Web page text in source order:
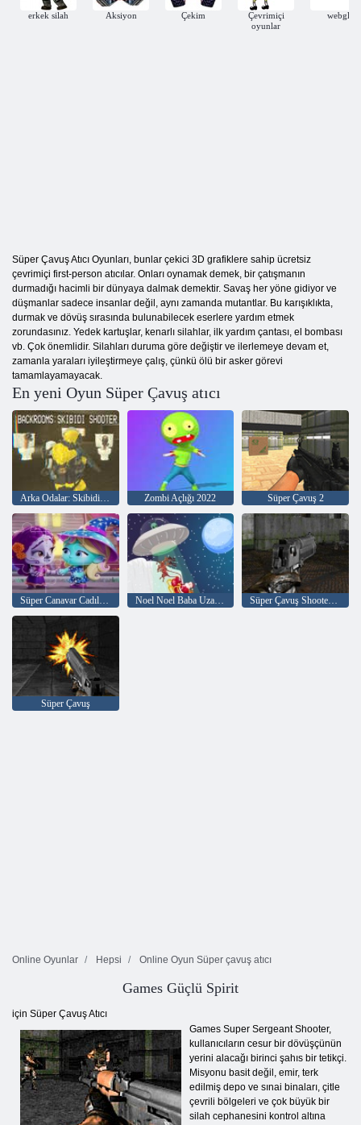
erkek silah Aksiyon Çekim
Çevrimiçi
oyunlar
webgl
Süper Çavuş Atıcı Oyunları, bunlar çekici 3D grafiklere sahip ücretsiz
çevrimiçi first-person atıcılar. Onları oynamak demek, bir çatışmanın
durmadığı hacimli bir dünyaya dalmak demektir. Savaş her yöne gidiyor ve
düşmanlar sadece insanlar değil, aynı zamanda mutantlar. Bu karışıklıkta,
durmak ve dövüş sırasında bulunabilecek eserlere yardım etmek
zorundasınız. Yedek kartuşlar, kenarlı silahlar, ilk yardım çantası, el bombası
vb. Çok önemlidir. Silahları duruma göre değiştir ve ilerlemeye devam et,
zamanla yaraları iyileştirmeye çalış, çünkü ölü bir asker görevi
tamamlayamayacak.
En yeni Oyun Süper Çavuş atıcı
Zombi Açlığı 2022 Süper Çavuş 2
Süper Canavar Cadılar Bayramı Yapboz Noel Noel Baba Uzaylı Savaşı Süper Çavuş Shooter 2: Yeni Seviyeler
Süper Çavuş
Online Oyunlar Hepsi Online Oyun Süper çavuş atıcı
Games Güçlü Spirit
için Süper Çavuş Atıcı
Games Super Sergeant Shooter,
kullanıcıların cesur bir dövüşçünün
yerini alacağı birinci şahıs bir tetikçi.
Misyonu basit değil, emir, terk
edilmiş depo ve sınai binaları, çitle
çevrili bölgeleri ve çok büyük bir
silah cephanesini kontrol altına